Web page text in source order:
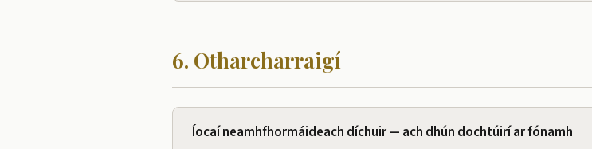
6. Otharcharraigí
Íocaí neamhfhormáideach díchuir — ach dhún dochtúirí ar fónamh